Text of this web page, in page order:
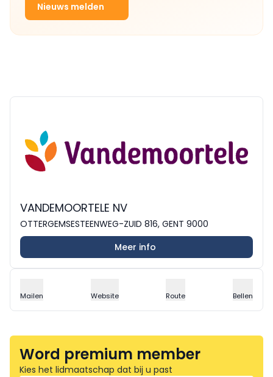
Nieuws melden
VANDEMOORTELE NV
OTTERGEMSESTEENWEG-ZUID 816, GENT 9000
Meer info
Mailen Website Route Bellen
Word premium member
Kies het lidmaatschap dat bij u past